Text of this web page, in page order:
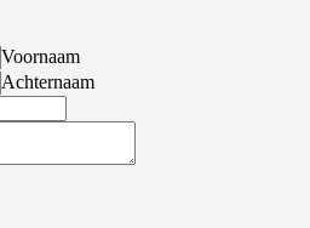
Voornaam
Achternaam